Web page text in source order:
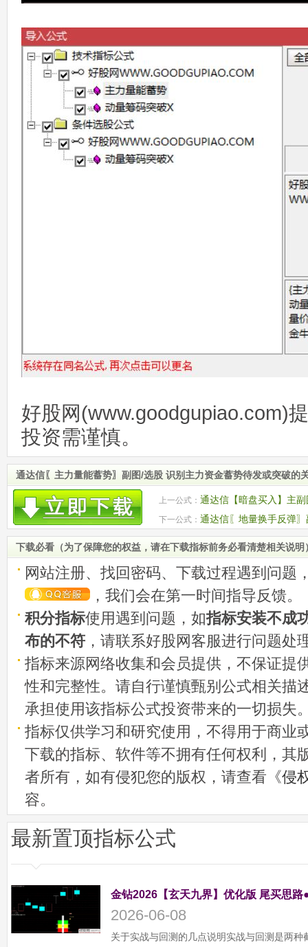
好股网(www.goodgupiao.com)
投资需谨慎。
通达信〖主力量能蓄势〗副图/选股 识别主力资金蓄势待发或突破的
上一公式： 通达信【暗盘买入】主
后主升浪启动点！
下一公式： 通达信〖地量换手反弹
的首次反弹机会
下载必看（为了保障您的权益，请在下载指标前务必看清楚相关说明
网站注册、找回密码、下载过程遇到问题
，我们会在第一时间指导反馈。
积分指标使用遇到问题，如指标安装不成
布的不符 ，请联系好股网客服进行问题处
指标来源网络收集和会员提供，不保证提
性和完整性。请自行谨慎甄别公式相关描
承担使用该指标公式投资带来的一切损失
指标仅供学习和研究使用，不得用于商业
下载的指标、软件等不拥有任何权利，其
者所有，如有侵犯您的版权，请查看《侵
容。
最新置顶指标公式
金钻2026【玄天九界】优化版 尾买思
2026-06-08